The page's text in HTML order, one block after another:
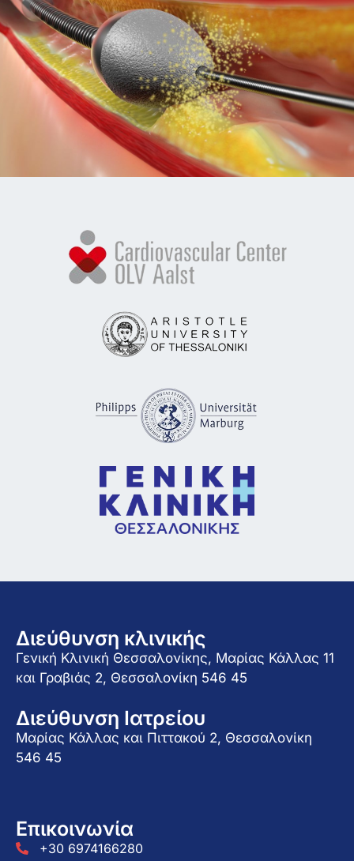
Διεύθυνση κλινικής
Γενική Κλινική Θεσσαλονίκης, Μαρίας Κάλλας 11
και Γραβιάς 2, Θεσσαλονίκη 546 45
Διεύθυνση Ιατρείου
Μαρίας Κάλλας και Πιττακού 2, Θεσσαλονίκη
546 45
Επικοινωνία
+30 6974166280